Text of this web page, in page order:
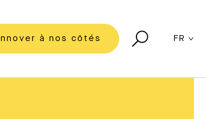
Innover à nos côtés FR